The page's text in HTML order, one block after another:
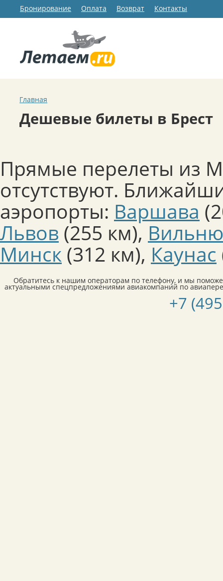
Бронирование Оплата Возврат Контакты
Главная
Дешевые билеты в Брест
Прямые перелеты из
отсутствуют.
аэропорты: Варшава
Львов (255 км),
Минск (312 км), Каунас
Обратитесь к нашим операторам по телефону, и мы
актуальными спецпредложениями авиакомпаний по
+7